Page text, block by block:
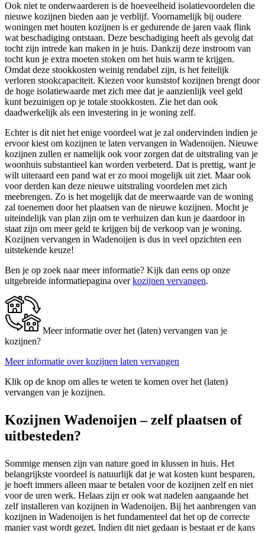
Ook niet te onderwaarderen is de hoeveelheid isolatievoordelen die
nieuwe kozijnen bieden aan je verblijf. Voornamelijk bij oudere
woningen met houten kozijnen is er gedurende de jaren vaak flink
wat beschadiging ontstaan. Deze beschadiging heeft als gevolg dat
tocht zijn intrede kan maken in je huis. Dankzij deze instroom van
tocht kun je extra moeten stoken om het huis warm te krijgen.
Omdat deze stookkosten weinig rendabel zijn, is het feitelijk
verloren stookcapaciteit. Kiezen voor kunststof kozijnen brengt door
de hoge isolatiewaarde met zich mee dat je aanzienlijk veel geld
kunt bezuinigen op je totale stookkosten. Zie het dan ook
daadwerkelijk als een investering in je woning zelf.
Echter is dit niet het enige voordeel wat je zal ondervinden indien je
ervoor kiest om kozijnen te laten vervangen in Wadenoijen. Nieuwe
kozijnen zullen er namelijk ook voor zorgen dat de uitstraling van je
woonhuis substantieel kan worden verbeterd. Dat is prettig, want je
wilt uiteraard een pand wat er zo mooi mogelijk uit ziet. Maar ook
voor derden kan deze nieuwe uitstraling voordelen met zich
meebrengen. Zo is het mogelijk dat de meerwaarde van de woning
zal toenemen door het plaatsen van de nieuwe kozijnen. Mocht je
uiteindelijk van plan zijn om te verhuizen dan kun je daardoor in
staat zijn om meer geld te krijgen bij de verkoop van je woning.
Kozijnen vervangen in Wadenoijen is dus in veel opzichten een
uitstekende keuze!
Ben je op zoek naar meer informatie? Kijk dan eens op onze
uitgebreide informatiepagina overkozijnen vervangen.
Meer informatie over het (laten) vervangen van je
kozijnen?
Meer informatie over kozijnen laten vervangen
Klik op de knop om alles te weten te komen over het (laten)
vervangen van je kozijnen.
Kozijnen Wadenoijen – zelf plaatsen of
uitbesteden?
Sommige mensen zijn van nature goed in klussen in huis. Het
belangrijkste voordeel is natuurlijk dat je wat kosten kunt besparen,
je hoeft immers alleen maar te betalen voor de kozijnen zelf en niet
voor de uren werk. Helaas zijn er ook wat nadelen aangaande het
zelf installeren van kozijnen in Wadenoijen. Bij het aanbrengen van
kozijnen in Wadenoijen is het fundamenteel dat het op de correcte
manier vast wordt gezet. Indien dit niet gedaan is bestaat er de kans